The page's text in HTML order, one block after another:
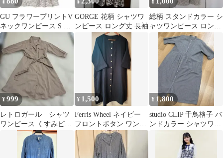
¥
GU フラワープリントV
ネックワンピース S 白
花柄 ロングワンピ 7分
袖
¥
GORGE 花柄 シャツワ
ンピース ロング丈 長袖
¥
総柄 スタンドカラー シ
ャツワンピース ロング
¥999
レトロガール シャツ
ワンピース くすみピン
¥ 1,500
Ferris Wheel ネイビー
フロントボタン ワンピ
ース サマーコート
¥ 1,800
studio CLIP 千鳥格子 バ
ンドカラー シャツワン